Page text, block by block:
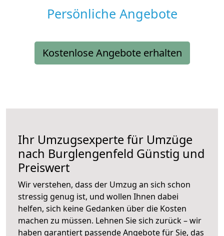
Persönliche Angebote
Kostenlose Angebote erhalten
Ihr Umzugsexperte für Umzüge
nach Burglengenfeld Günstig und
Preiswert
Wir verstehen, dass der Umzug an sich schon
stressig genug ist, und wollen Ihnen dabei
helfen, sich keine Gedanken über die Kosten
machen zu müssen. Lehnen Sie sich zurück – wir
haben garantiert passende Angebote für Sie, das